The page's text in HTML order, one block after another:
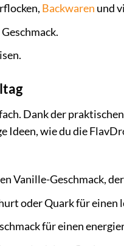
Backwaren und
Dank der
Ideen, wie du die
Vanille-Geschmack,
oder Quark für einen
für einen